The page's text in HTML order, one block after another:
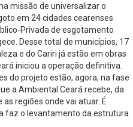
missão de universalizar o
em 24 cidades cearenses
Privada de esgotamento
Desse total de municípios, 17
e do Cariri já estão em obras
iniciou a operação definitiva.
do projeto estão, agora, na fase
a Ambiental Ceará recebe, da
regiões onde vai atuar. É
faz o levantamento da estrutura